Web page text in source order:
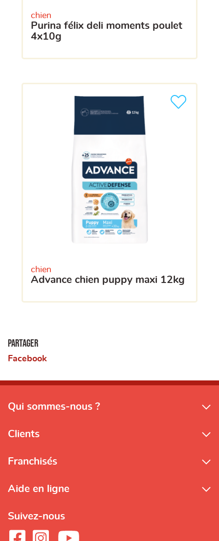
chien
purina félix deli moments poulet
4x10g
chien
advance chien puppy maxi 12kg
Partager
Facebook
Qui sommes-nous ?
Clients
Franchisés
Aide en ligne
Suivez-nous